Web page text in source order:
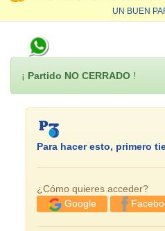
UN BUEN
¡ Partido NO CERRADO !
Para hacer esto, primero
¿Cómo quieres acceder?
Google